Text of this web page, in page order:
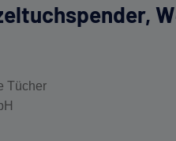
Tücher